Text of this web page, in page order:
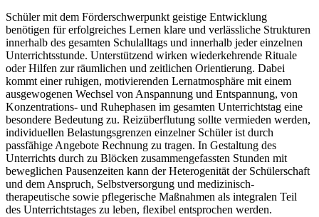
Schüler mit dem Förderschwerpunkt geistige Entwicklung
benötigen für erfolgreiches Lernen klare und verlässliche Strukturen
innerhalb des gesamten Schulalltags und innerhalb jeder einzelnen
Unterrichtsstunde. Unterstützend wirken wiederkehrende Rituale
oder Hilfen zur räumlichen und zeitlichen Orientierung. Dabei
kommt einer ruhigen, motivierenden Lernatmosphäre mit einem
ausgewogenen Wechsel von Anspannung und Entspannung, von
Konzentrations- und Ruhephasen im gesamten Unterrichtstag eine
besondere Bedeutung zu. Reizüberflutung sollte vermieden werden,
individuellen Belastungsgrenzen einzelner Schüler ist durch
passfähige Angebote Rechnung zu tragen. In Gestaltung des
Unterrichts durch zu Blöcken zusammengefassten Stunden mit
beweglichen Pausenzeiten kann der Heterogenität der Schülerschaft
und dem Anspruch, Selbstversorgung und medizinisch-
therapeutische sowie pflegerische Maßnahmen als integralen Teil
des Unterrichtstages zu leben, flexibel entsprochen werden.